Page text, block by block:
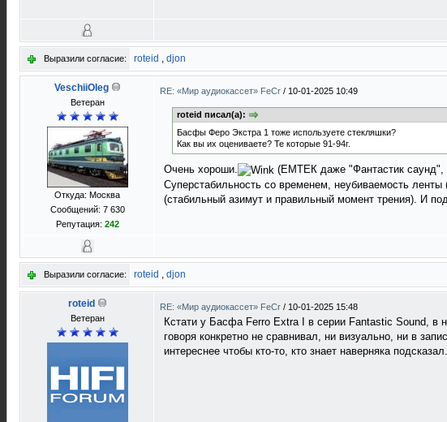
Выразили согласие: roteid , djon
VeschiiOleg
Ветеран
Откуда: Москва
Сообщений: 7 630
Репутация: 242
RE: «Мир аудиокассет» FeCr / 10-01-2025 10:49
roteid писал(а):
Басфы Феро Экстра 1 тоже используете стекляшки?
Как вы их оцениваете? Те которые 91-94г.
Очень хороши.
(ЕМТЕК даже "Фантастик саунд",
Суперстабильность со временем, неубиваемость
(стабильный азимут и правильный момент трения). И
Выразили согласие: roteid , djon
roteid
Ветеран
RE: «Мир аудиокассет» FeCr / 10-01-2025 15:48
Кстати у Басфа Ferro Extra I в серии Fantastic Sound,
говоря конкретно не сравнивал, ни визуально, ни в
интереснее чтобы кто-то, кто знает наверняка подсказал.